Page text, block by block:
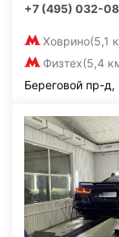
+7 (495) 032-
Ховрино(5,1
Физтех(5,4
Береговой пр-д,